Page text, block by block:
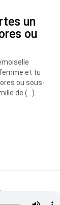
un
ou
et tu
ou sous-
de (…)